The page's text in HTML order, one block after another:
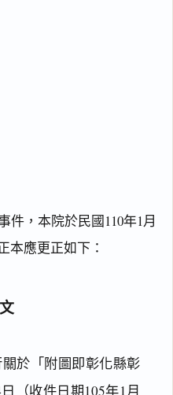
件，本院於民國110年1月
本應更正如下：
於「附圖即彰化縣彰
（收件日期105年1月